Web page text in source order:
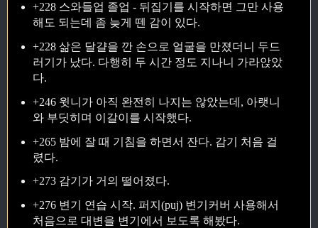
+228 스와들업 졸업 - 뒤집기를 시작하면 그만 사용
해도 되는데 좀 늦게 뗀 감이 있다.
+228 삶은 달걀을 깐 손으로 얼굴을 만졌더니 두드
러기가 났다. 다행히 두 시간 정도 지나니 가라앉았
다.
+246 윗니가 아직 완전히 나지는 않았는데, 아랫니
와 부딧히며 이갈이를 시작했다.
+265 밤에 잘 때 기침을 하면서 잔다. 감기 처음 걸
렸다.
+273 감기가 거의 떨어졌다.
+276 변기 연습 시작. 퍼지(puj) 변기커버 사용해서
처음으로 대변을 변기에서 보도록 해봤다.